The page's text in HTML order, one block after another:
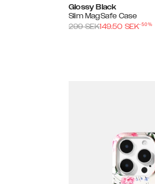
Glossy Black
Slim MagSafe Case
299SEK149.50 SEK-50%